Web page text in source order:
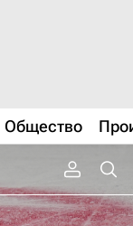
Общество